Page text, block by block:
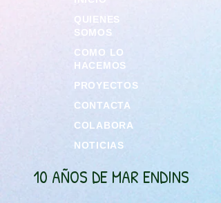
QUIENES
SOMOS
COMO LO
HACEMOS
PROYECTOS
CONTACTA
COLABORA
NOTICIAS
10 AÑOS DE MAR ENDINS